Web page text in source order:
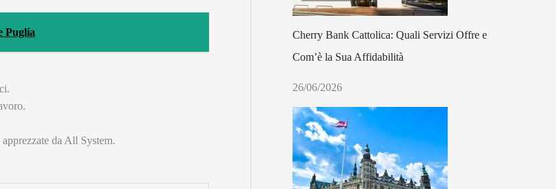
Puglia
da All System.
Cherry Bank Cattolica: Quali Servizi Offre e
Com’è la Sua Affidabilità
26/06/2026